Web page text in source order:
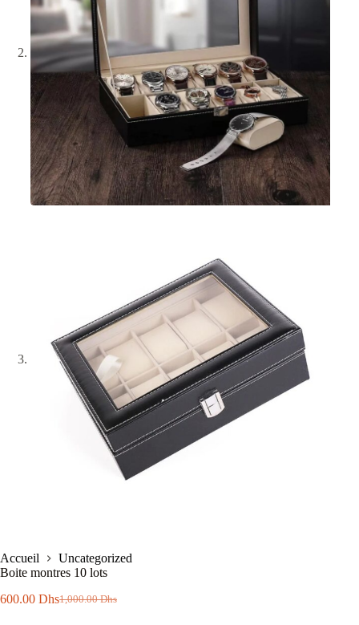
Accueil
Uncategorized
Boite montres 10 lots
1,000.00Dhs
Le
600.00 DhsLe